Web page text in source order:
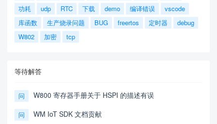
功耗
udp RTC 下载 demo 编译错误
vscode
库函数
生产烧录问题 BUG freertos 定时器
debug
W802
加密 tcp
等待解答
问 W800 寄存器手册关于 HSPI 的描述有误
问 WM IoT SDK 文档贡献